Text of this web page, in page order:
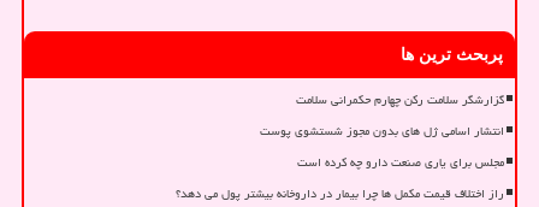
پربحث ترین ها
گزارشگر سلامت رکن چهارم حکمرانی سلامت
انتشار اسامی ژل های بدون مجوز شستشوی پوست
مجلس برای یاری صنعت دارو چه کرده است
راز اختلاف قیمت مکمل ها چرا بیمار در داروخانه بیشتر پول می دهد؟